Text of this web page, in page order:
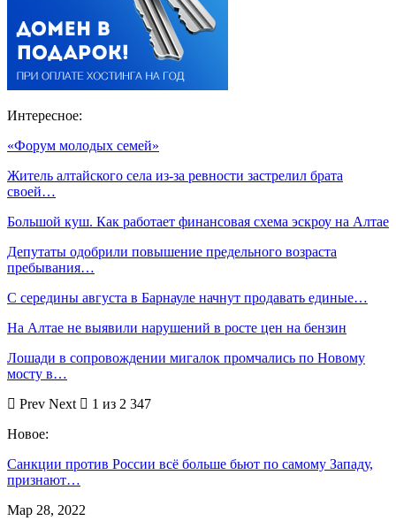
Интересное:
«Форум молодых семей»
Житель алтайского села из-за ревности застрелил брата
своей…
Большой куш. Как работает финансовая схема эскроу на Алтае
Депутаты одобрили повышение предельного возраста
пребывания…
С середины августа в Барнауле начнут продавать единые…
На Алтае не выявили нарушений в росте цен на бензин
Лошади в сопровождении мигалок промчались по Новому
мосту в…
Prev Next
1 из 2 347
Новое:
Санкции против России всё больше бьют по самому Западу,
признают…
Мар 28, 2022